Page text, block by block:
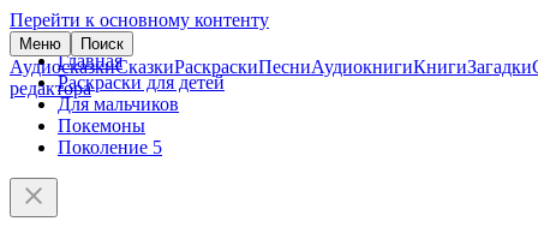
Перейти к основному контенту
Меню Поиск
АудиосказкиСказкиРаскраскиПесниАудиокнигиКнигиЗагадки
редактора
Главная
Раскраски для детей
Для мальчиков
Покемоны
Поколение 5